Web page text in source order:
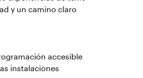
y un camino claro
accesible
instalaciones